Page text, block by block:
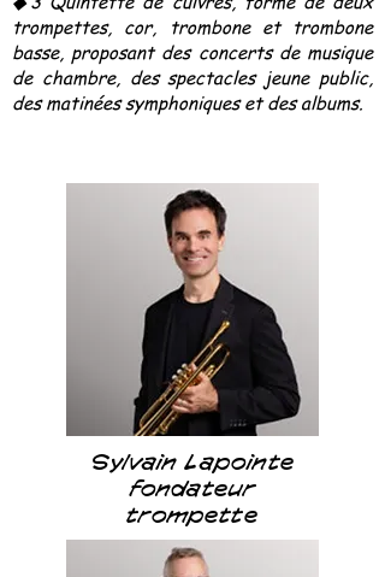
trompettes, cor, trombone et trombone
basse, proposant des concerts de musique
de chambre, des spectacles jeune public,
des matinées symphoniques et des albums.
Sylvain Lapointe
fondateur
trompette